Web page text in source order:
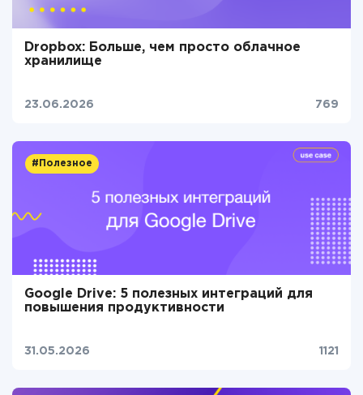
Dropbox: Больше, чем просто облачное
хранилище
23.06.2026 769
#Полезное
Google Drive: 5 полезных интеграций для
повышения продуктивности
31.05.2026 1121